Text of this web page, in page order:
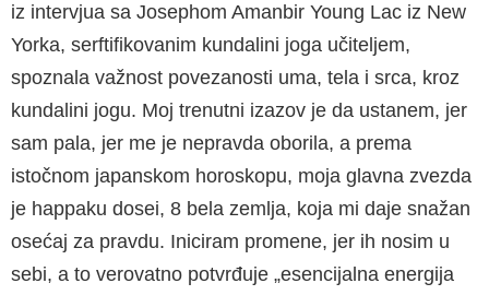
iz intervjua sa Josephom Amanbir Young Lac iz New
Yorka, serftifikovanim kundalini joga učiteljem,
spoznala važnost povezanosti uma, tela i srca, kroz
kundalini jogu. Moj trenutni izazov je da ustanem, jer
sam pala, jer me je nepravda oborila, a prema
istočnom japanskom horoskopu, moja glavna zvezda
je happaku dosei, 8 bela zemlja, koja mi daje snažan
osećaj za pravdu. Iniciram promene, jer ih nosim u
sebi, a to verovatno potvrđuje „esencijalna energija